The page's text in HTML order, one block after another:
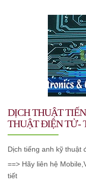
DỊCH THUẬT
THUẬT ĐIỆN TỬ-
Dịch tiếng anh kỹ thuật
==> Hãy liên hệ
tiết